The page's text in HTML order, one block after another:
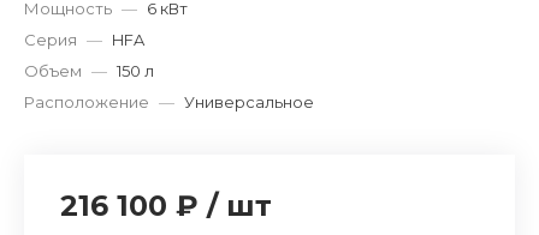
Мощность — 6 кВт
Серия — HFA
Объем — 150 л
Расположение — Универсальное
216 100 ₽ / шт